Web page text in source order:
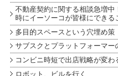
不動産契約に関する相談急増中
時にイーソーコが皆様にできる
多目的スペースという穴埋め策
サブスクとプラットフォーマー
コンビニ時短で出店戦略が変わ
ロボット、ビルを行く